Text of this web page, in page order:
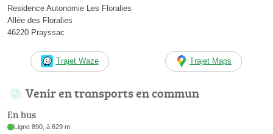
Residence Autonomie Les Floralies
Allée des Floralies
46220 Prayssac
Trajet Waze Trajet Maps
Venir en transports en commun
En bus
Ligne 890, à 629 m